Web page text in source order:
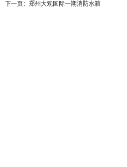
下一页： 郑州大观国际一期消防水箱